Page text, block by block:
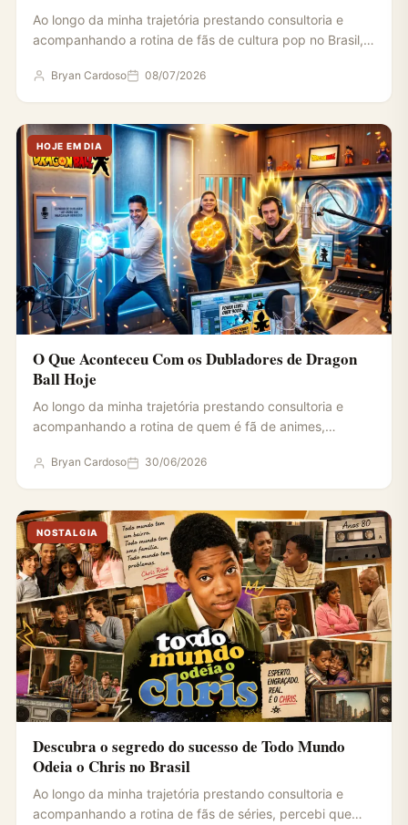
Ao longo da minha trajetória prestando consultoria e
acompanhando a rotina de fãs de cultura pop no Brasil,…
Bryan Cardoso 08/07/2026
HOJE EM DIA
O Que Aconteceu Com os Dubladores de Dragon
Ball Hoje
Ao longo da minha trajetória prestando consultoria e
acompanhando a rotina de quem é fã de animes,
Bryan Cardoso 30/06/2026
NOSTALGIA
Descubra o segredo do sucesso de Todo Mundo
Odeia o Chris no Brasil
Ao longo da minha trajetória prestando consultoria e
acompanhando a rotina de fãs de séries, percebi que